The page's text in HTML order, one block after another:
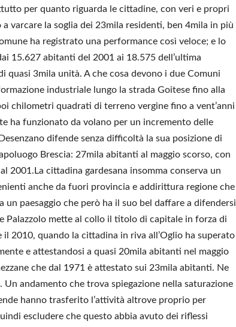
per quanto riguarda le cittadine, con veri e propri
varcare la soglia dei 23mila residenti, ben 4mila in più
ha registrato una performance così veloce; e lo
15.627 abitanti del 2001 ai 18.575 dell’ultima
quasi 3mila unità. A che cosa devono i due Comuni
industriale lungo la strada Goitese fino alla
chilometri quadrati di terreno vergine fino a vent’anni
ha funzionato da volano per un incremento delle
difende senza difficoltà la sua posizione di
Brescia: 27mila abitanti al maggio scorso, con
2001.La cittadina gardesana insomma conserva un
anche da fuori provincia e addirittura regione che
un paesaggio che però ha il suo bel daffare a difendersi
Palazzolo mette al collo il titolo di capitale in forza di
2010, quando la cittadina in riva all’Oglio ha superato
e attestandosi a quasi 20mila abitanti nel maggio
che dal 1971 è attestato sui 23mila abitanti. Ne
Un andamento che trova spiegazione nella saturazione
hanno trasferito l’attività altrove proprio per
escludere che questo abbia avuto dei riflessi